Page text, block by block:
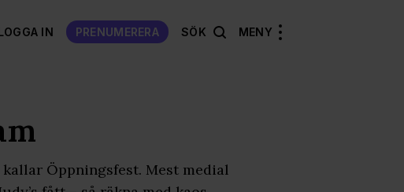
IN PRENUMERERA SÖK MENY
Öppningsfest. Mest medial